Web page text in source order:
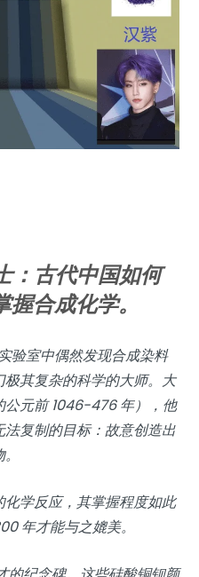
：古代中国如何
合成化学。
验室中偶然发现合成染料
其复杂的科学的大师。大
元前 1046-476 年），他
复制的目标：故意创造出
学反应，其掌握程度如此
年才能与之媲美。